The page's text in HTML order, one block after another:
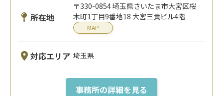
所在地
〒330-0854 埼玉県さいたま市大宮区桜
木町1丁目9番地18 大宮三貴ビル4階
MAP
対応エリア 埼玉県
事務所の詳細を見る